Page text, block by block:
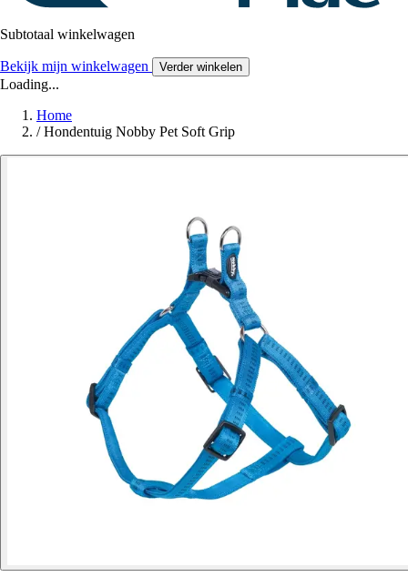
Subtotaal winkelwagen
Bekijk mijn winkelwagen Verder winkelen
Loading...
Home
/ Hondentuig Nobby Pet Soft Grip